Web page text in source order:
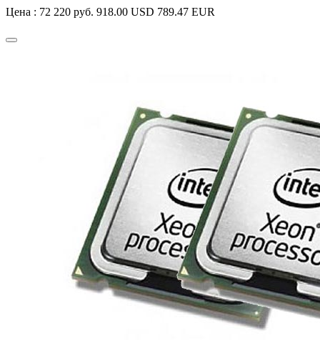
Цена : 72 220 руб. 918.00 USD 789.47 EUR